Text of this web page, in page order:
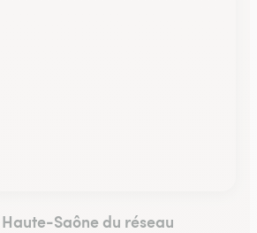
Saône du réseau